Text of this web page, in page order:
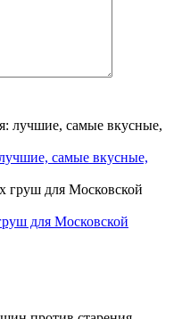
самые вкусные,
для Московской